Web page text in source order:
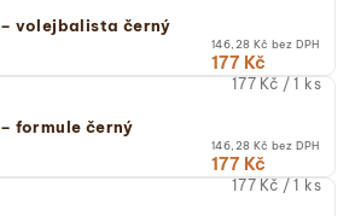
volejbalista černý
cena)
formule černý
146,28 Kč bez DPH
177 Kč
Měrná
cena)
177 Kč / 1 ks
146,28 Kč bez DPH
177 Kč
Měrná
177 Kč / 1 ks